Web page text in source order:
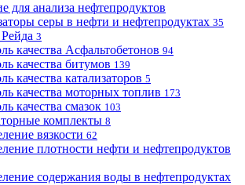
для анализа нефтепродуктов
серы в нефти и нефтепродуктах 35
3
качества Асфальтобетонов 94
качества битумов 139
качества катализаторов 5
качества моторных топлив 173
качества смазок 103
комплекты 8
вязкости 62
плотности нефти и нефтепродуктов
содержания воды в нефтепродуктах